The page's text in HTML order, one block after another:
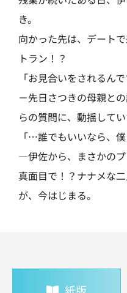
き。
向かった先は、デート
トラン！？
「お見合いをされるんで
－先日さつきの母親と
らの質問に、動揺して
「…誰でもいいなら、
―伊佐から、まさかのプ
真面目で！？ナナメな
が、今はじまる。